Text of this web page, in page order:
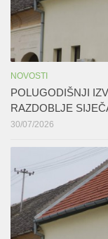
NOVOSTI
POLUGODIŠNJI
RAZDOBLJE
30/07/2026